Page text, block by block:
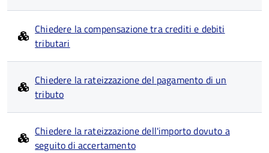
Chiedere la compensazione tra crediti e debiti
tributari
Chiedere la rateizzazione del pagamento di un
tributo
Chiedere la rateizzazione dell'importo dovuto a
seguito di accertamento